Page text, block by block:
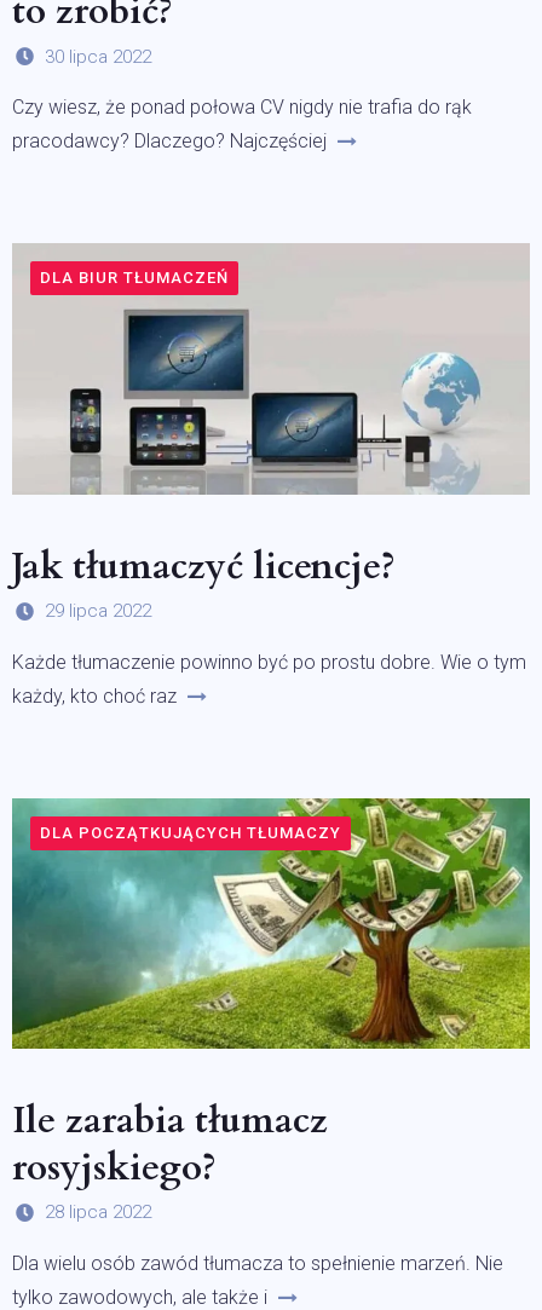
to zrobić?
30 lipca 2022
Czy wiesz, że ponad połowa CV nigdy nie trafia do rąk
pracodawcy? Dlaczego? Najczęściej
DLA BIUR TŁUMACZEŃ
Jak tłumaczyć licencje?
29 lipca 2022
Każde tłumaczenie powinno być po prostu dobre. Wie o tym
każdy, kto choć raz
DLA POCZĄTKUJĄCYCH TŁUMACZY
Ile zarabia tłumacz
rosyjskiego?
28 lipca 2022
Dla wielu osób zawód tłumacza to spełnienie marzeń. Nie
tylko zawodowych, ale także i